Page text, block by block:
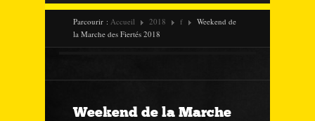
Parcourir : Accueil 2018 f
Weekend de
la Marche des Fiertés 2018
Weekend de la Marche